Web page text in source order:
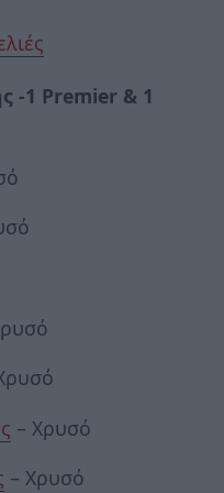
-1 Premier & 1
– Χρυσό
– Χρυσό